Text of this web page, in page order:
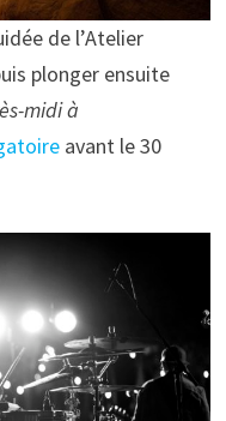
de l’Atelier
plonger ensuite
midi à
avant le 30